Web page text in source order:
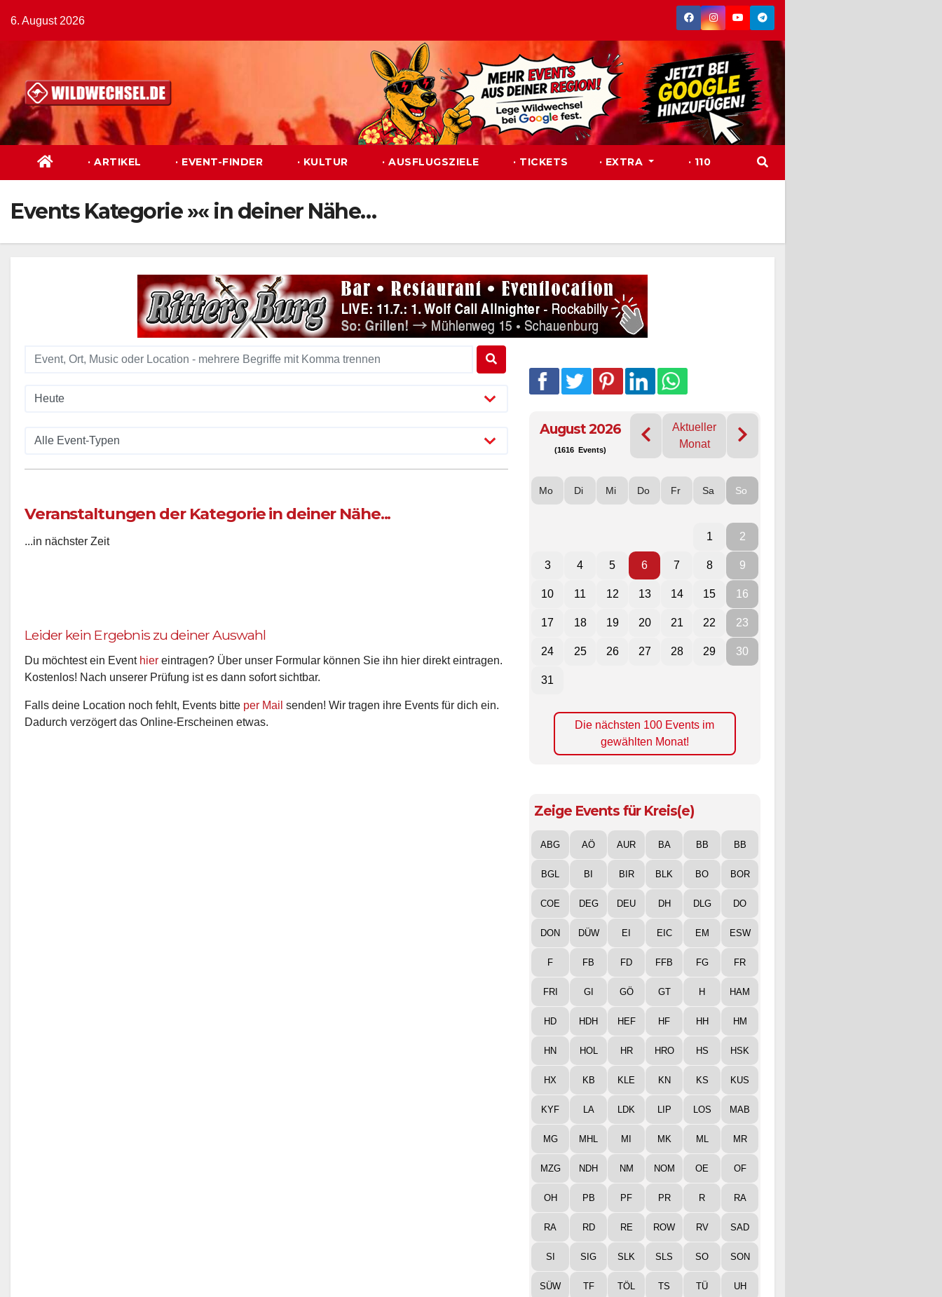
Inhalt
springen
6. August 2026
· ARTIKEL · EVENT-FINDER · KULTUR · AUSFLUGSZIELE · TICKETS · EXTRA · 110
Events Kategorie »« in deiner Nähe…
Veranstaltungen der Kategorie in deiner Nähe...
...in nächster Zeit
Leider kein Ergebnis zu deiner Auswahl
Du möchtest ein Event hier eintragen? Über unser Formular können Sie ihn hier direkt eintragen.
Kostenlos! Nach unserer Prüfung ist es dann sofort sichtbar.
Falls deine Location noch fehlt, Events bitte per Mail senden! Wir tragen ihre Events für dich ein.
Dadurch verzögert das Online-Erscheinen etwas.
August 2026
(1616 Events)
Aktueller
Monat
Mo Di Mi Do Fr Sa So
1 2
3 4 5 6 7 8 9
10 11 12 13 14 15 16
17 18 19 20 21 22 23
24 25 26 27 28 29 30
31
Die nächsten 100 Events im
gewählten Monat!
Zeige Events für Kreis(e)
ABG AÖ AUR BA BB BB
BGL BI BIR BLK BO BOR
COE DEG DEU DH DLG DO
DON DÜW EI EIC EM ESW
F FB FD FFB FG FR
FRI GI GÖ GT H HAM
HD HDH HEF HF HH HM
HN HOL HR HRO HS HSK
HX KB KLE KN KS KUS
KYF LA LDK LIP LOS MAB
MG MHL MI MK ML MR
MZG NDH NM NOM OE OF
OH PB PF PR R RA
RA RD RE ROW RV SAD
SI SIG SLK SLS SO SON
SÜW TF TÖL TS TÜ UH